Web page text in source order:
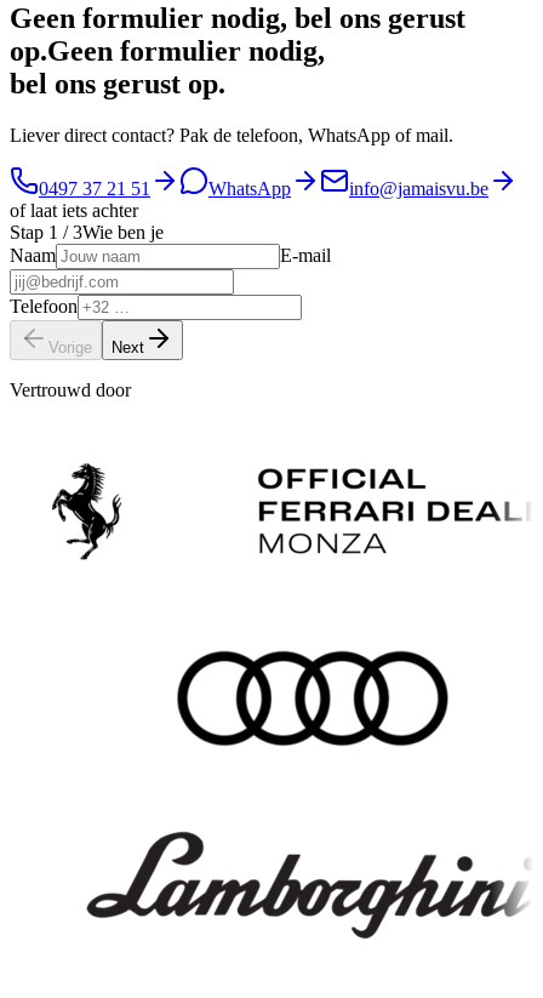
Geen formulier nodig, bel ons gerust
op.Geen formulier nodig,
bel ons gerust op.
Liever direct contact? Pak de telefoon, WhatsApp of mail.
0497 37 21 51 WhatsApp
info@jamaisvu.be
of laat iets achter
Stap 1 / 3Wie ben je
Naam
E-mail
Telefoon
Vorige Next
Vertrouwd door